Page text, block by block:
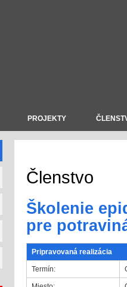
PROJEKTY
Členstvo
Školenie
pre
Pripravovaná realizácia
Termín: